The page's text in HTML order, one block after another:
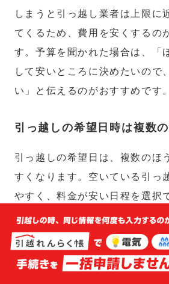
しまうと引っ越し業者は上限に
てくるため、費用を安くするの
す。予算を聞かれた場合は、「
して安いところに決めたいので
い」と伝えるのがおすすめです。
引っ越しの希望日時は複数
引っ越しの希望日は、複数のほ
すくなります。空いている引っ
やすく、料金が安い日程を選択
引っ越し前後はできるだけ余裕
ールを組み、引っ越し業者を選
を増やせるようにしましょう。